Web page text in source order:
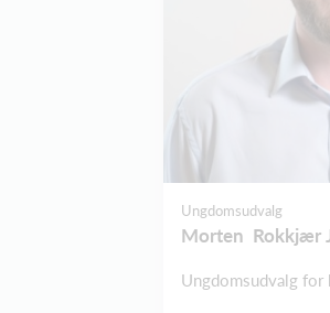
Ungdomsudvalg
Morten Rokkjær
Ungdomsudvalg for